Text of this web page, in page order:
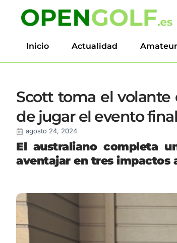
Inicio Actualidad
Scott toma el
de jugar el evento
agosto 24, 2024
El australiano completa
aventajar en tres impactos